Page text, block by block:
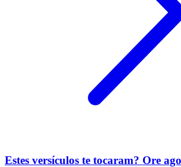
Estes versículos te tocaram? Ore